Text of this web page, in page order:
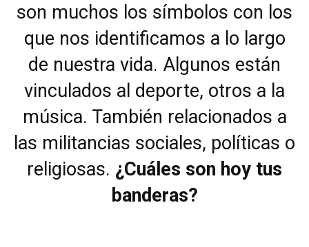
son muchos los símbolos con los
que nos identificamos a lo largo
de nuestra vida. Algunos están
vinculados al deporte, otros a la
música. También relacionados a
las militancias sociales, políticas o
religiosas. ¿Cuáles son hoy tus
banderas?